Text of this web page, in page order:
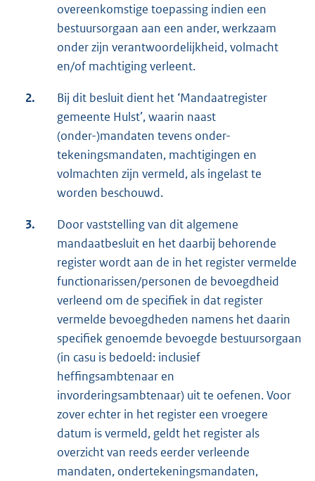
overeenkomstige toepassing indien een
bestuursorgaan aan een ander, werkzaam
onder zijn verantwoordelijkheid, volmacht
en/of machtiging verleent.
2.
Bij dit besluit dient het ‘Mandaatregister
gemeente Hulst’, waarin naast
(onder-)mandaten tevens onder-
tekeningsmandaten, machtigingen en
volmachten zijn vermeld, als ingelast te
worden beschouwd.
3.
Door vaststelling van dit algemene
mandaatbesluit en het daarbij behorende
register wordt aan de in het register vermelde
functionarissen/personen de bevoegdheid
verleend om de specifiek in dat register
vermelde bevoegdheden namens het daarin
specifiek genoemde bevoegde bestuursorgaan
(in casu is bedoeld: inclusief
heffingsambtenaar en
invorderingsambtenaar) uit te oefenen. Voor
zover echter in het register een vroegere
datum is vermeld, geldt het register als
overzicht van reeds eerder verleende
mandaten, ondertekeningsmandaten,